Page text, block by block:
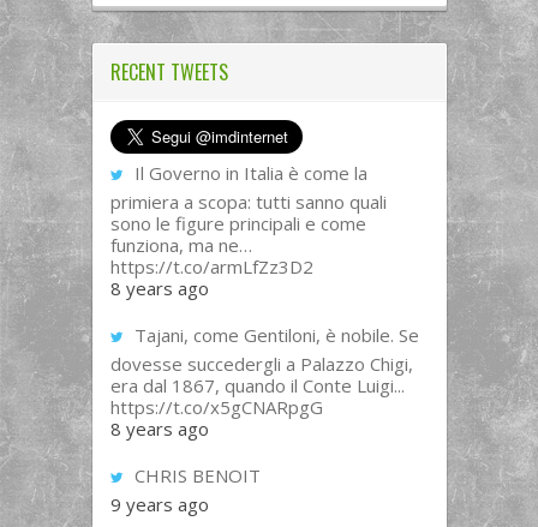
RECENT TWEETS
Il Governo in Italia è come la
primiera a scopa: tutti sanno quali
sono le figure principali e come
funziona, ma ne…
https://t.co/armLfZz3D2
8 years ago
Tajani, come Gentiloni, è nobile. Se
dovesse succedergli a Palazzo Chigi,
era dal 1867, quando il Conte Luigi...
https://t.co/x5gCNARpgG
8 years ago
CHRIS BENOIT
9 years ago